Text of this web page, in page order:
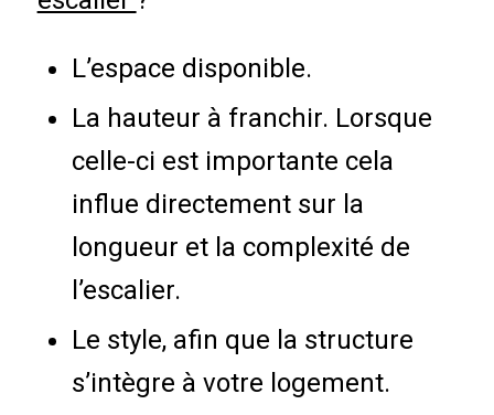
L’espace disponible.
La hauteur à franchir. Lorsque
celle-ci est importante cela
influe directement sur la
longueur et la complexité de
l’escalier.
Le style, afin que la structure
s’intègre à votre logement.